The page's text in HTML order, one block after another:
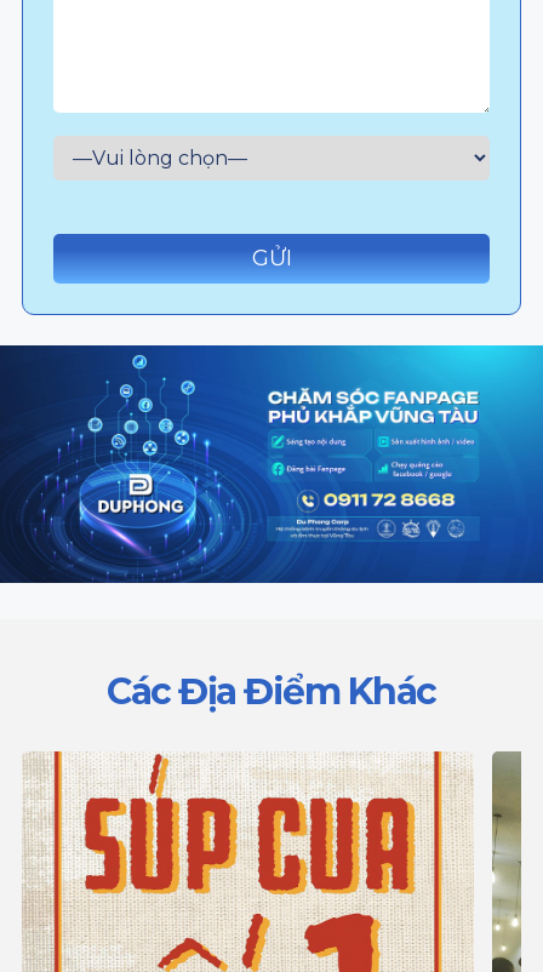
Các Địa Điểm Khác